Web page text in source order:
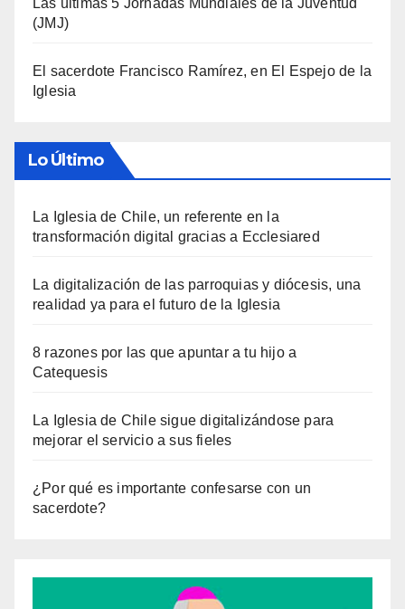
Las últimas 5 Jornadas Mundiales de la Juventud
(JMJ)
El sacerdote Francisco Ramírez, en El Espejo de la
Iglesia
Lo Último
La Iglesia de Chile, un referente en la
transformación digital gracias a Ecclesiared
La digitalización de las parroquias y diócesis, una
realidad ya para el futuro de la Iglesia
8 razones por las que apuntar a tu hijo a
Catequesis
La Iglesia de Chile sigue digitalizándose para
mejorar el servicio a sus fieles
¿Por qué es importante confesarse con un
sacerdote?